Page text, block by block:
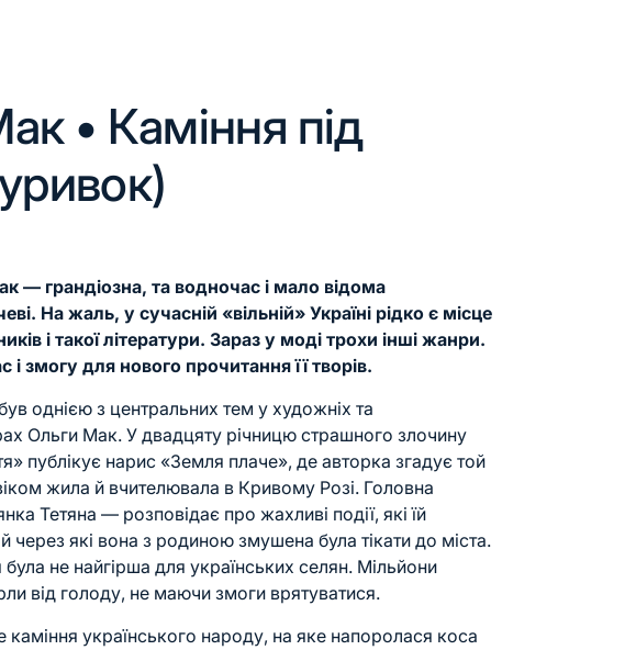
• Каміння під
— грандіозна, та водночас і мало відома
На жаль, у сучасній «вільній» Україні рідко є місце
і такої літератури. Зараз у моді трохи інші жанри.
змогу для нового прочитання її творів.
однією з центральних тем у художніх та
Ольги Мак. У двадцяту річницю страшного злочину
публікує нарис «Земля плаче», де авторка згадує той
жила й вчителювала в Кривому Розі. Головна
Тетяна — розповідає про жахливі події, які їй
через які вона з родиною змушена була тікати до міста.
була не найгірша для українських селян. Мільйони
від голоду, не маючи змоги врятуватися.
українського народу, на яке напоролася коса